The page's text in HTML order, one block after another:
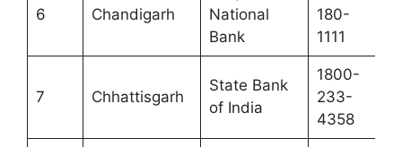
6 Chandigarh
National
Bank
180-
1111
7 Chhattisgarh
State Bank
of India
1800-
233-
4358